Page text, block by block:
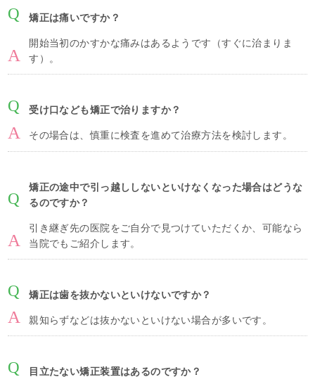
矯正は痛いですか？
開始当初のかすかな痛みはあるようです（すぐに治まりま
す）。
受け口なども矯正で治りますか？
その場合は、慎重に検査を進めて治療方法を検討します。
矯正の途中で引っ越ししないといけなくなった場合はどうな
るのですか？
引き継ぎ先の医院をご自分で見つけていただくか、可能なら
当院でもご紹介します。
矯正は歯を抜かないといけないですか？
親知らずなどは抜かないといけない場合が多いです。
目立たない矯正装置はあるのですか？